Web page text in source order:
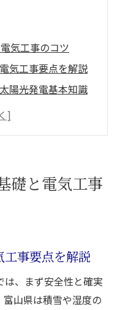
気工事のコツ
気工事要点を解説
陽光発電基本知識
光パネル設置準備
光導入方法
発電のデメリット
礎と電気工事
事要点を解説
は、まず安全性と確実
山県は積雪や湿度の